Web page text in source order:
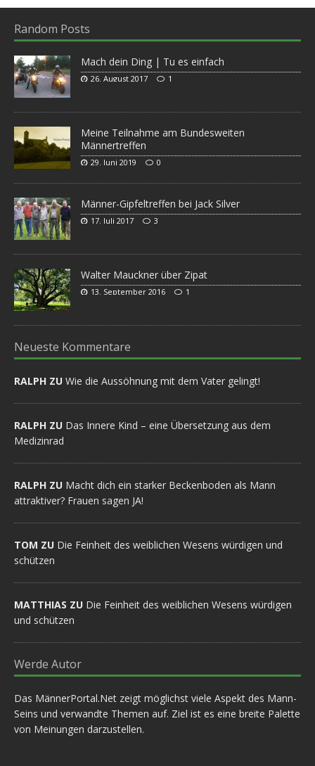
Random Posts
Mach dein Ding | Tu es einfach
26. August 2017 1
Meine Teilnahme am Bundesweiten
Männertreffen
29. Juni 2019 0
Männer-Gipfeltreffen bei Jack Silver
17. Juli 2017 3
Walter Mauckner über Zipat
13. September 2016 1
Neueste Kommentare
RALPH ZU Wie die Aussöhnung mit dem Vater gelingt!
RALPH ZU Das Innere Kind – eine Übersetzung aus dem
Medizinrad
RALPH ZU Macht dich ein starker Beckenboden als Mann
attraktiver? Frauen sagen JA!
TOM ZU Die Feinheit des weiblichen Wesens würdigen und
schützen
MATTHIAS ZU Die Feinheit des weiblichen Wesens würdigen
und schützen
Werde Autor
Das MännerPortal.Net zeigt möglichst viele Aspekt des Mann-
Seins und verwandte Themen auf. Ziel ist es eine breite Palette
von Meinungen darzustellen.